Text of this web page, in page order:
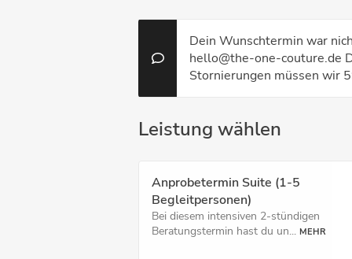
Dein Wunschtermin war
hello@the-one-couture.de
Stornierungen müssen wir
Leistung wählen
Anprobetermin Suite (1-5
Begleitpersonen)
Bei diesem intensiven 2-stündigen
Beratungstermin hast du un... MEHR